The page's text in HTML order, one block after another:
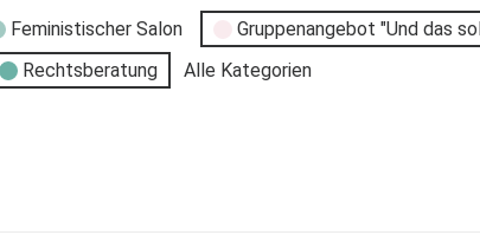
Feministischer Salon Gruppenangebot "Und das
Rechtsberatung
Alle Kategorien